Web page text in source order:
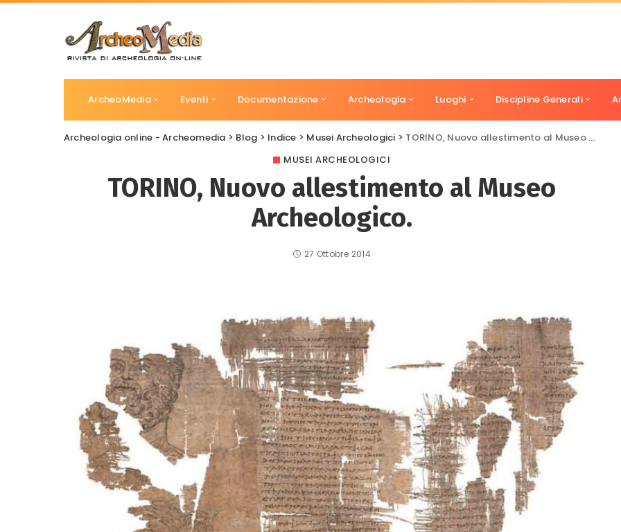
ArcheoMedia Eventi Documentazione Archeologia Luoghi Discipline Generali
Archeologia online - Archeomedia > Blog > Indice > Musei Archeologici > TORINO, Nuovo allestimento al Museo Archeologico.
MUSEI ARCHEOLOGICI
TORINO, Nuovo allestimento al Museo
Archeologico.
27 Ottobre 2014